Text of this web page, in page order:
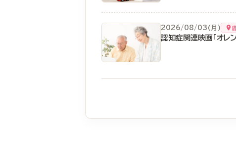
2026/08/03(月)
認知症関連映画「オレ